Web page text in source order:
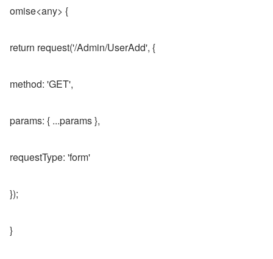
omise<any> {
return request('/Admin/UserAdd', {
method: 'GET',
params: { ...params },
requestType: 'form'
});
}